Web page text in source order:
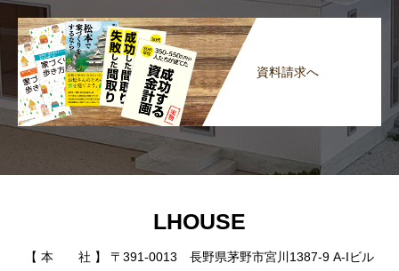
資料請求へ
LHOUSE
【 本 社 】 〒391-0013 長野県茅野市宮川1387-9 A-Iビル